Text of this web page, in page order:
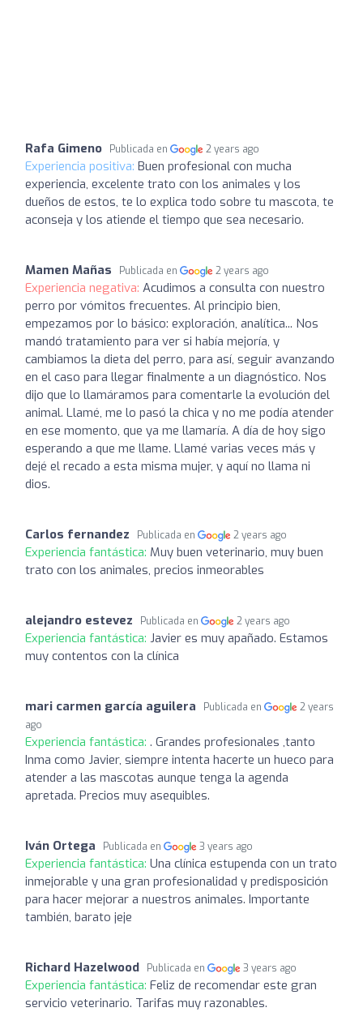
Rafa Gimeno Publicada en 2 years ago
Experiencia positiva: Buen profesional con mucha
experiencia, excelente trato con los animales y los
dueños de estos, te lo explica todo sobre tu mascota, te
aconseja y los atiende el tiempo que sea necesario.
Mamen Mañas Publicada en 2 years ago
Experiencia negativa: Acudimos a consulta con nuestro
perro por vómitos frecuentes. Al principio bien,
empezamos por lo básico: exploración, analítica... Nos
mandó tratamiento para ver si había mejoría, y
cambiamos la dieta del perro, para así, seguir avanzando
en el caso para llegar finalmente a un diagnóstico. Nos
dijo que lo llamáramos para comentarle la evolución del
animal. Llamé, me lo pasó la chica y no me podía atender
en ese momento, que ya me llamaría. A día de hoy sigo
esperando a que me llame. Llamé varias veces más y
dejé el recado a esta misma mujer, y aquí no llama ni
dios.
Carlos fernandez Publicada en 2 years ago
Experiencia fantástica: Muy buen veterinario, muy buen
trato con los animales, precios inmeorables
alejandro estevez Publicada en 2 years ago
Experiencia fantástica: Javier es muy apañado. Estamos
muy contentos con la clínica
mari carmen garcía aguilera Publicada en
2 years
ago
Experiencia fantástica: . Grandes profesionales ,tanto
Inma como Javier, siempre intenta hacerte un hueco para
atender a las mascotas aunque tenga la agenda
apretada. Precios muy asequibles.
Iván Ortega Publicada en 3 years ago
Experiencia fantástica: Una clínica estupenda con un trato
inmejorable y una gran profesionalidad y predisposición
para hacer mejorar a nuestros animales. Importante
también, barato jeje
Richard Hazelwood Publicada en 3 years ago
Experiencia fantástica: Feliz de recomendar este gran
servicio veterinario. Tarifas muy razonables.